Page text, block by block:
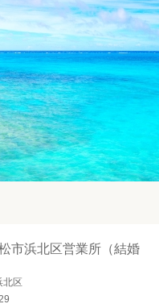
市浜北区営業所（結婚
北区